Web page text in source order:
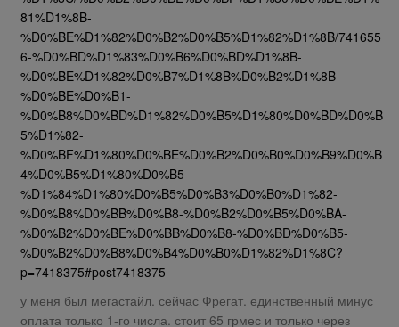
81%D1%8B-
%D0%BE%D1%82%D0%B2%D0%B5%D1%82%D1%8B/741655
6-%D0%BD%D1%83%D0%B6%D0%BD%D1%8B-
%D0%BE%D1%82%D0%B7%D1%8B%D0%B2%D1%8B-
%D0%BE%D0%B1-
%D0%B8%D0%BD%D1%82%D0%B5%D1%80%D0%BD%D0%B
5%D1%82-
%D0%BF%D1%80%D0%BE%D0%B2%D0%B0%D0%B9%D0%B
4%D0%B5%D1%80%D0%B5-
%D1%84%D1%80%D0%B5%D0%B3%D0%B0%D1%82-
%D0%B8%D0%BB%D0%B8-%D0%B2%D0%B5%D0%BA-
%D0%B2%D0%BE%D0%BB%D0%B8-%D0%BD%D0%B5-
%D0%B2%D0%B8%D0%B4%D0%B0%D1%82%D1%8C?
p=7418375#post7418375
у меня был мегастайл. сейчас Фрегат. единственный минус
оплата только 1-го числа. стоит 65 грмес и только через